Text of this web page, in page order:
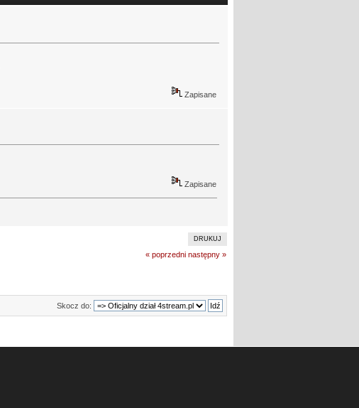
Zapisane
Zapisane
DRUKUJ
« poprzedni następny »
Skocz do: